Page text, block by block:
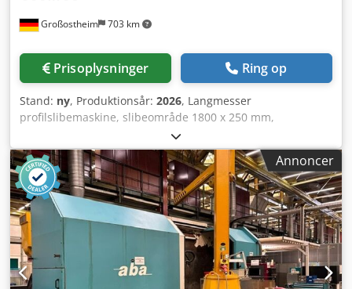
Großostheim 703 km
Prisoplysninger Ring op
Stand: ny, Produktionsår: 2026, Langmesser
profilslibemaskine, slibeområde 1800 x 250 mm,
spindeleffekt 40 kW, med svingmagnet og
opspændingsanordning, bordretter, automatisk justering
af køledyser, slibeskive 500 x 150 x 203 mm, meget
kraftfuld maskine. Vi sender gerne yderligere oplysninger –
vi ser frem til din slibeopgave! Leveringstid for ny maskine
ca. 9 måneder. Finansiering/leasing er intet problem – vi
udarbejder gerne et tilbud! Dsdpsh H Strofx Ai Iekr
Annoncer